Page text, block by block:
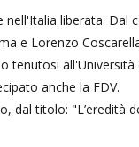
liberata. Dal
e Lorenzo
all'Università
anche la FDV.
titolo: "L’eredità